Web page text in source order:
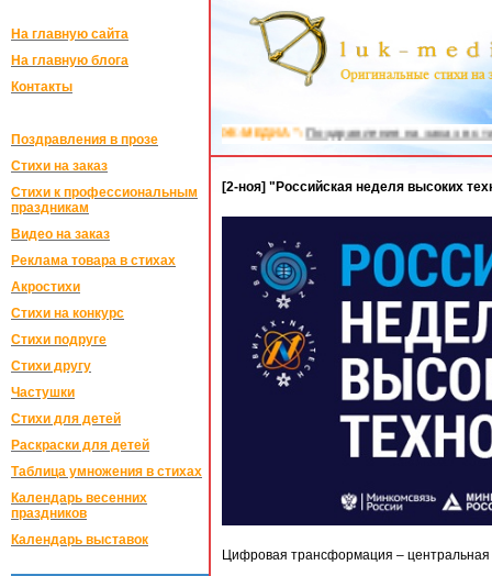
На главную сайта
На главную блога
Контакты
Поздравления в прозе
Стихи на заказ
Стихи к профессиональным
праздникам
Видео на заказ
Реклама товара в стихах
Акростихи
Стихи на конкурс
Стихи подруге
Стихи другу
Частушки
Стихи для детей
Раскраски для детей
Таблица умножения в стихах
Календарь весенних
праздников
Календарь выставок
близкому человеку в "ЛУК-МЕДИА":Поздравления на заказ в стихах
[2-ноя] "Российская неделя высоких
Цифровая трансформация – центральная